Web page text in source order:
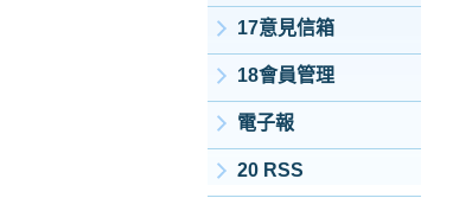
17意見信箱
18會員管理
電子報
20 RSS